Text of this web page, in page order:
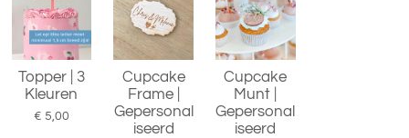
Topper | 3
Kleuren
€ 5,00
Cupcake
Frame |
Gepersonal
iseerd
Cupcake
Munt |
Gepersonal
iseerd